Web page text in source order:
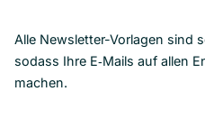
Alle Newsletter-Vorlagen sind
sodass Ihre E‑Mails auf allen
machen.